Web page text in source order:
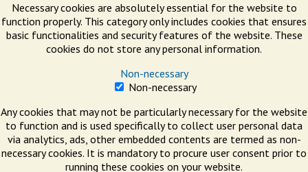
Necessary cookies are absolutely essential for the website to
function properly. This category only includes cookies that ensures
basic functionalities and security features of the website. These
cookies do not store any personal information.
Non-necessary
Non-necessary
Any cookies that may not be particularly necessary for the website
to function and is used specifically to collect user personal data
via analytics, ads, other embedded contents are termed as non-
necessary cookies. It is mandatory to procure user consent prior to
running these cookies on your website.